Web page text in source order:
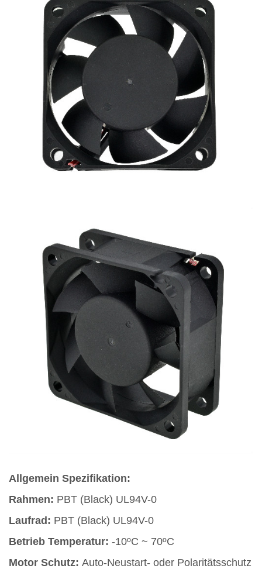
Allgemein Spezifikation:
Rahmen: PBT (Black) UL94V-0
Laufrad: PBT (Black) UL94V-0
Betrieb Temperatur: -10ºC ~ 70ºC
Motor Schutz: Auto-Neustart- oder Polaritätsschutz